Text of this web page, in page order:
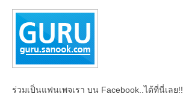
ร่วมเป็นแฟนเพจเรา บน Facebook..ได้ที่นี่เลย!!